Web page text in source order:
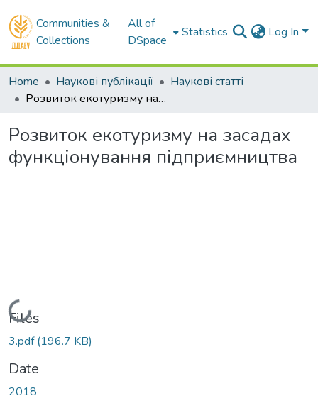
Communities &
Collections
All of
DSpace
Statistics Log In
Home Наукові публікації
Наукові статті
Розвиток екотуризму на засадах функціонування підприємництва
Розвиток екотуризму на засадах
функціонування підприємництва
Loading...
Files
3.pdf(196.7 KB)
Date
2018